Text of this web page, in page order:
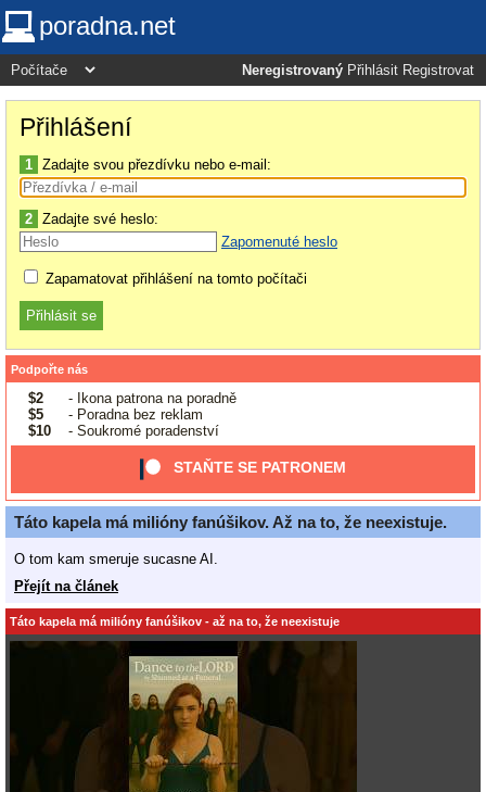
poradna.net
Neregistrovaný Přihlásit Registrovat
Přihlášení
1 Zadajte svou přezdívku nebo e-mail:
2 Zadajte své heslo:
Zapomenuté heslo
Zapamatovat přihlášení na tomto počítači
Podpořte nás
$2
- Ikona patrona na poradně
$5
- Poradna bez reklam
$10
- Soukromé poradenství
STAŇTE SE PATRONEM
Táto kapela má milióny fanúšikov. Až na to, že neexistuje.
O tom kam smeruje sucasne AI.
Přejít na článek
Táto kapela má milióny fanúšikov - až na to, že neexistuje